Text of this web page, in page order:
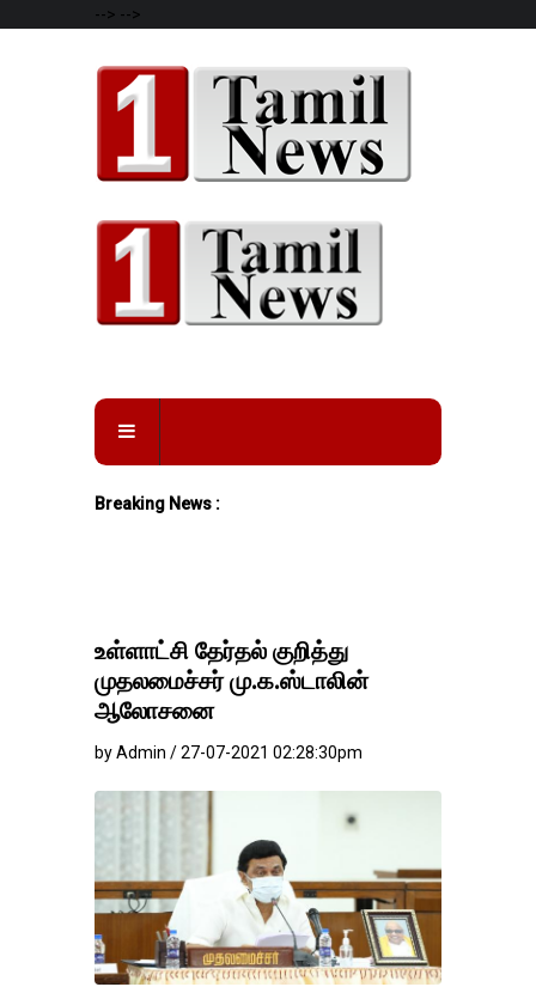
--> -->
Breaking News :
உள்ளாட்சி தேர்தல் குறித்து
முதலமைச்சர் மு.க.ஸ்டாலின்
ஆலோசனை
by Admin / 27-07-2021 02:28:30pm